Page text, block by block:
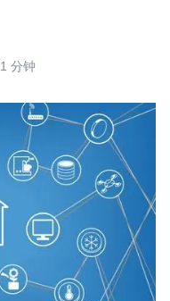
分钟